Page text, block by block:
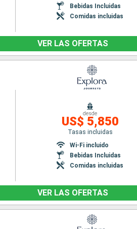
Bebidas Incluidas
Comidas incluidas
VER LAS OFERTAS
desde
US$ 5,850
Tasas incluidas
Wi-Fi incluido
Bebidas Incluidas
Comidas incluidas
VER LAS OFERTAS